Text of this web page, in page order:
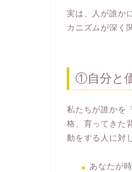
実は、人が誰か
カニズムが深く
①自分と
私たちが誰かを
格、育ってきた
動をする人に対
あなたが